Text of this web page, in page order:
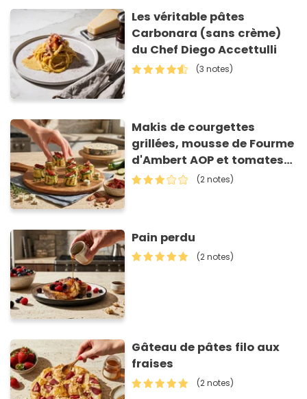
Les véritable pâtes
Carbonara (sans crème)
du Chef Diego Accettulli
(3 notes)
Makis de courgettes
grillées, mousse de Fourme
d'Ambert AOP et tomates
séchées
(2 notes)
Pain perdu
(2 notes)
Gâteau de pâtes filo aux
fraises
(2 notes)